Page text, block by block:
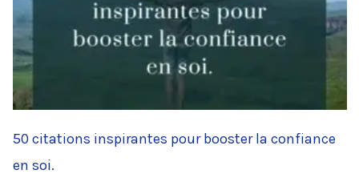
50 citations inspirantes pour booster la confiance
en soi.